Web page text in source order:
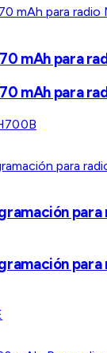
mAh para
mAh para